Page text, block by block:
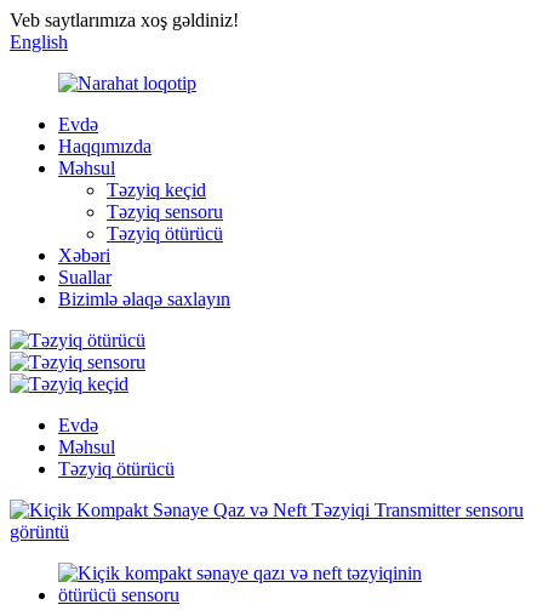
Veb saytlarımıza xoş gəldiniz!
English
Evdə
Haqqımızda
Məhsul
Təzyiq keçid
Təzyiq sensoru
Təzyiq ötürücü
Xəbəri
Suallar
Bizimlə əlaqə saxlayın
Evdə
Məhsul
Təzyiq ötürücü